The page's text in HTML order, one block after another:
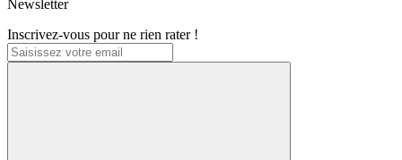
Newsletter
Inscrivez-vous pour ne rien rater !